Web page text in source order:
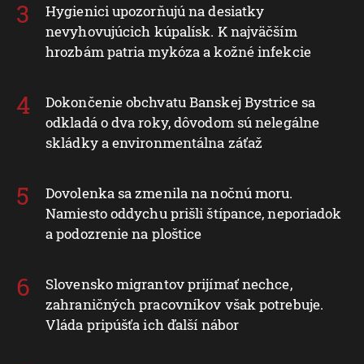
Hygienici upozorňujú na desiatky
nevyhovujúcich kúpalísk. K najväčším
hrozbám patria mykóza a kožné infekcie
Dokončenie obchvatu Banskej Bystrice sa
odkladá o dva roky, dôvodom sú nelegálne
skládky a environmentálna záťaž
Dovolenka sa zmenila na nočnú moru.
Namiesto oddychu prišli štípance, neporiadok
a podozrenie na ploštice
Slovensko migrantov prijímať nechce,
zahraničných pracovníkov však potrebuje.
Vláda pripúšťa ich ďalší nábor